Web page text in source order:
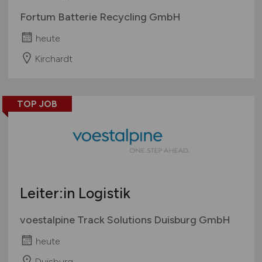
Fortum Batterie Recycling GmbH
heute
Kirchardt
TOP JOB
Leiter:in Logistik
voestalpine Track Solutions Duisburg GmbH
heute